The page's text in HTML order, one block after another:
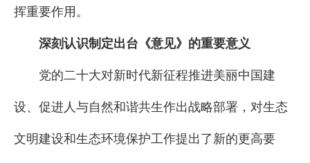
挥重要作用。
深刻认识制定出台《意见》的重要意义
党的二十大对新时代新征程推进美丽中国建
设、促进人与自然和谐共生作出战略部署，对生态
文明建设和生态环境保护工作提出了新的更高要